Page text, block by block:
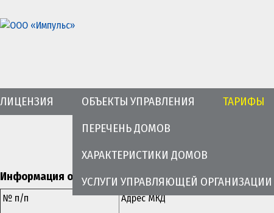
ЛИЦЕНЗИЯ
ОБЪЕКТЫ УПРАВЛЕНИЯ
ПЕРЕЧЕНЬ ДОМОВ
ХАРАКТЕРИСТИКИ ДОМОВ
УСЛУГИ УПРАВЛЯЮЩЕЙ ОРГАНИЗАЦИИ
ТАРИФЫ
Информация о тарифах на содержание и ремонт
№ п/п Адрес МКД